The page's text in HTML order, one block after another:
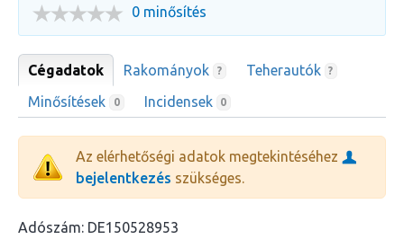
0 minősítés
Cégadatok Rakományok ? Teherautók ?
Minősítések 0 Incidensek 0
Az elérhetőségi adatok megtekintéséhez
bejelentkezés szükséges.
Adószám: DE150528953